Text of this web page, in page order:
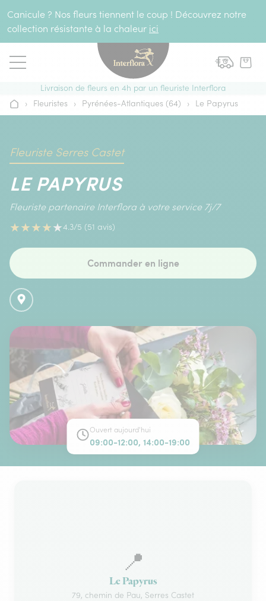
Canicule ? Nos fleurs tiennent le coup ! Découvrez notre
collection résistante à la chaleur ici
Livraison de fleurs en 4h par un fleuriste Interflora
Accueil
› Fleuristes › Pyrénées-Atlantiques (64) › Le Papyrus
Fleuriste Serres Castet
LE PAPYRUS
Fleuriste partenaire Interflora à votre service 7j/7
★★★★★4.3/5 (51 avis)
Commander en ligne
Ouvert aujourd'hui
09:00-12:00, 14:00-19:00
📍
Le Papyrus
79, chemin de Pau, Serres Castet